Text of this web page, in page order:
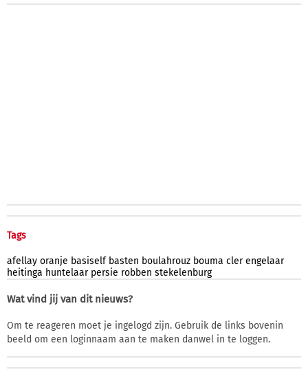
Tags
afellay oranje basiself basten boulahrouz bouma cler engelaar
heitinga huntelaar persie robben stekelenburg
Wat vind jij van dit nieuws?
Om te reageren moet je ingelogd zijn. Gebruik de links bovenin
beeld om een loginnaam aan te maken danwel in te loggen.